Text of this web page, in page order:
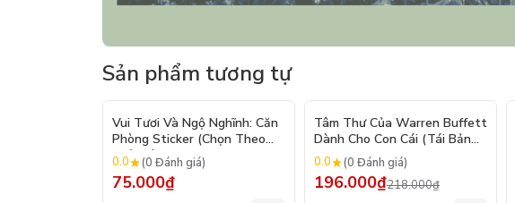
Sản phẩm tương tự
Vui Tươi Và Ngộ Nghĩnh: Căn
Phòng Sticker (Chọn Theo
Chủ Đề) - Hơn 250 Sticker
0.0 (0 Đánh giá)
75.000₫
- 10%
Tâm Thư Của Warren Buffett
Dành Cho Con Cái (Tái Bản
2026)
0.0 (0 Đánh giá)
196.000₫218.000₫